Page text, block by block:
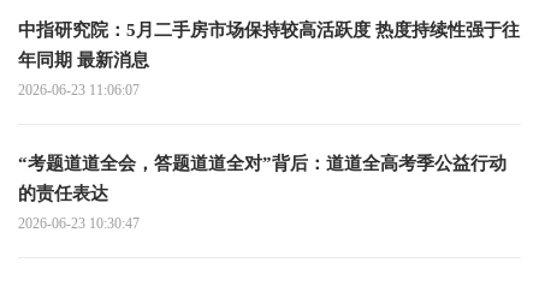
中指研究院：5月二手房市场保持较高活跃度 热度持续性强于往
年同期 最新消息
2026-06-23 11:06:07
“考题道道全会，答题道道全对”背后：道道全高考季公益行动
的责任表达
2026-06-23 10:30:47